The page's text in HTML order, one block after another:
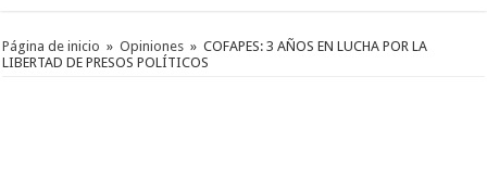
Página de inicio » Opiniones » COFAPES: 3 AÑOS EN LUCHA POR LA
LIBERTAD DE PRESOS POLÍTICOS